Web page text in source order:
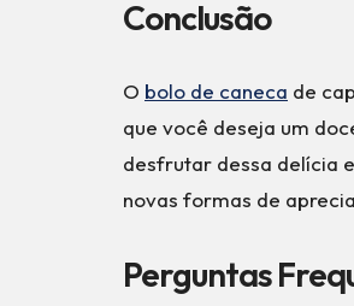
Conclusão
O bolo de caneca de
que você deseja um
desfrutar dessa delícia
novas formas de
Perguntas